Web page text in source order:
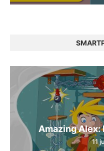
Amazing Alex:
11